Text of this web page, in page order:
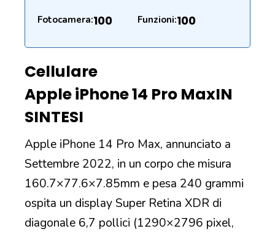
Fotocamera:100 Funzioni:100
Cellulare
Apple iPhone 14 Pro MaxIN
SINTESI
Apple iPhone 14 Pro Max, annunciato a
Settembre 2022, in un corpo che misura
160.7×77.6×7.85mm e pesa 240 grammi
ospita un display Super Retina XDR di
diagonale 6,7 pollici (1290×2796 pixel,